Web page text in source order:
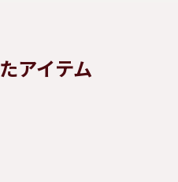
アイテム